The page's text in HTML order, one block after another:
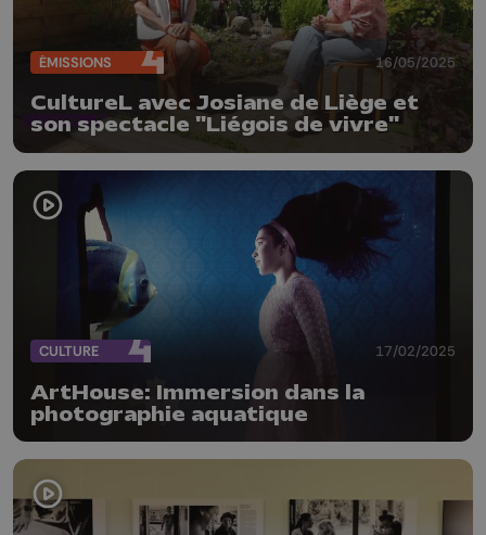
ÉMISSIONS 16/05/2025
CultureL avec Josiane de Liège et
son spectacle "Liégois de vivre"
CULTURE 17/02/2025
ArtHouse: Immersion dans la
photographie aquatique